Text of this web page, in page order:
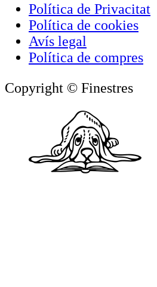
Política de Privacitat
Política de cookies
Avís legal
Política de compres
Copyright © Finestres